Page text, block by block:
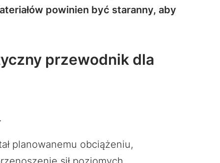
powinien być staranny, aby
przewodnik dla
planowanemu obciążeniu,